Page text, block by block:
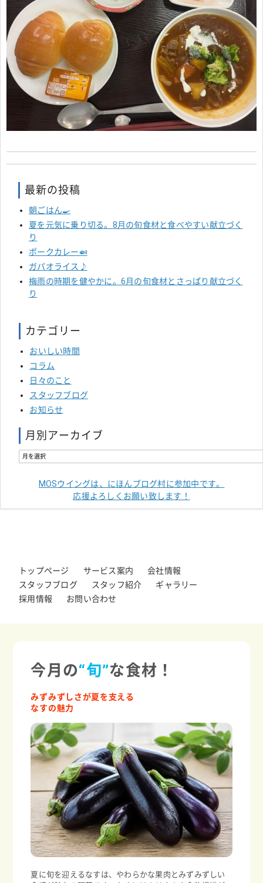
最新の投稿
朝ごはん🍳
夏を元気に乗り切る。8月の旬食材と食べやすい献立づく
り
ポークカレー🍛
ガパオライス♪
梅雨の時期を健やかに。6月の旬食材とさっぱり献立づく
り
カテゴリー
おいしい時間
コラム
日々のこと
スタッフブログ
お知らせ
月別アーカイブ
MOSウイングは、にほんブログ村に参加中です。
応援よろしくお願い致します！
トップページ サービス案内
会社情報
スタッフブログ
スタッフ紹介
ギャラリー
採用情報
お問い合わせ
今月の“旬”な食材！
みずみずしさが夏を支える
なすの魅力
夏に旬を迎えるなすは、やわらかな果肉とみずみずしい